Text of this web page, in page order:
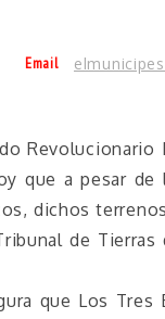
Email
que a pesar
dichos
de
que Los